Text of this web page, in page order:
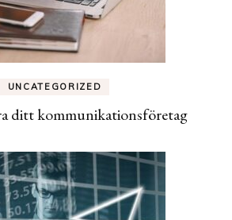
UNCATEGORIZED
ditt kommunikationsföretag